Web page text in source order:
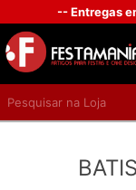
-- Entregas
INICIAR SESSÃO